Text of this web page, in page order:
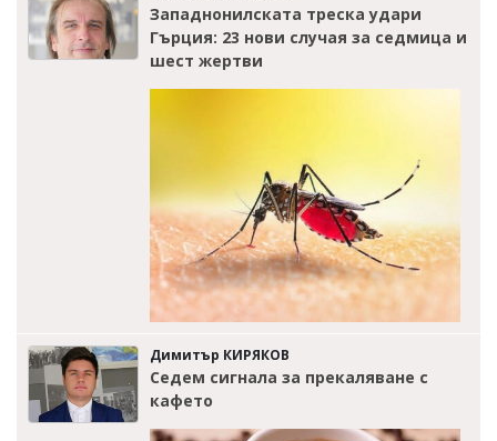
Западнонилската треска удари
Гърция: 23 нови случая за седмица и
шест жертви
Димитър КИРЯКОВ
Седем сигнала за прекаляване с
кафето